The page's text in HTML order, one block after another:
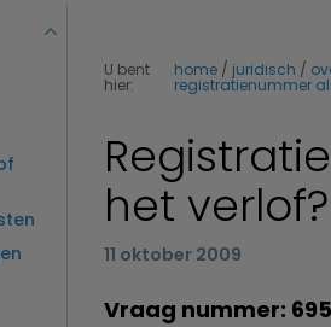
Basis
U bent
hier:
home juridisch
registratienummer
het verlof?
11 oktober 2009
Vraag nummer: